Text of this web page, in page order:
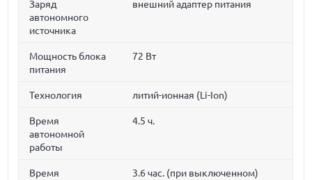
Заряд
автономного
источника
внешний адаптер питания
Мощность блока
питания
72 Вт
Технология литий-ионная (Li-Ion)
Время
автономной
работы
4.5 ч.
Время
3.6 час. (при выключенном)